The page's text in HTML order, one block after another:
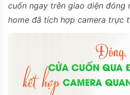
cuốn ngay trên giao diện đóng
home đã tích hợp camera trực